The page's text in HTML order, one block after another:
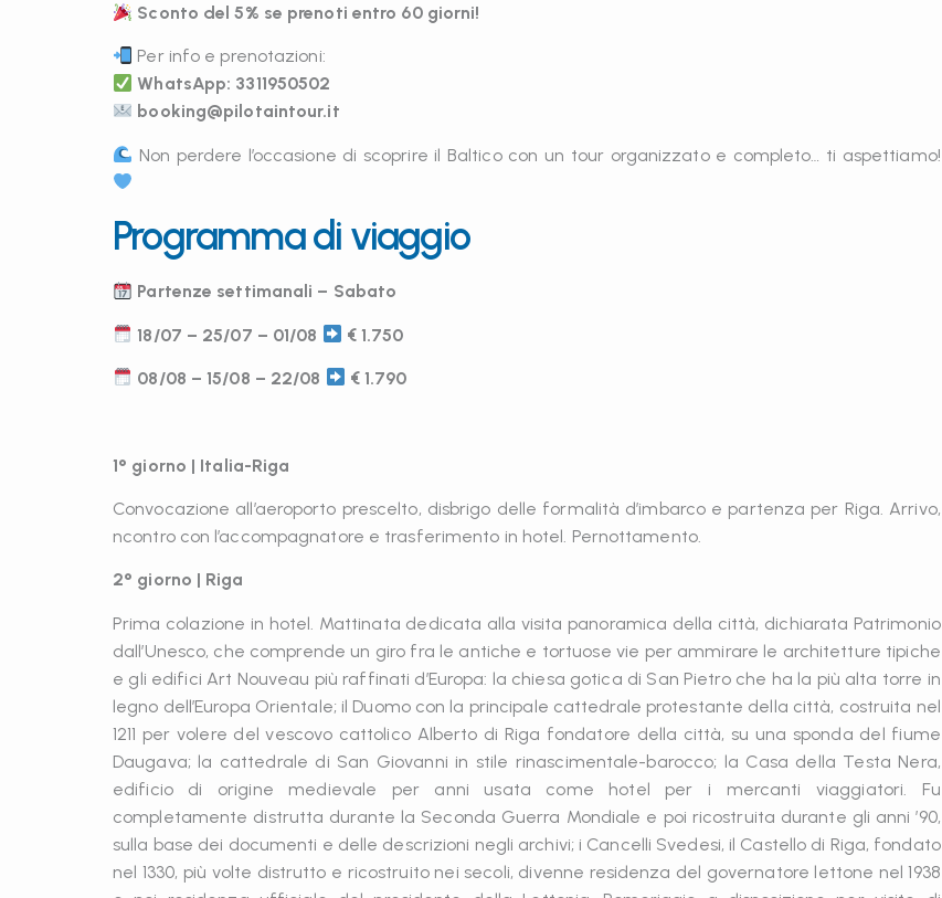
Sconto del 5% se prenoti entro 60 giorni!
Per info e prenotazioni:
WhatsApp: 3311950502
booking@pilotaintour.it
Non perdere l’occasione di scoprire il Baltico con un tour organizzato e completo… ti aspettiamo!
Programma di viaggio
Partenze settimanali – Sabato
18/07 – 25/07 – 01/08 € 1.750
08/08 – 15/08 – 22/08 € 1.790
1° giorno | Italia-Riga
Convocazione all’aeroporto prescelto, disbrigo delle formalità d’imbarco e partenza per Riga. Arrivo,
ncontro con l’accompagnatore e trasferimento in hotel. Pernottamento.
2° giorno | Riga
Prima colazione in hotel. Mattinata dedicata alla visita panoramica della città, dichiarata Patrimonio
dall’Unesco, che comprende un giro fra le antiche e tortuose vie per ammirare le architetture tipiche
e gli edifici Art Nouveau più raffinati d’Europa: la chiesa gotica di San Pietro che ha la più alta torre in
legno dell’Europa Orientale; il Duomo con la principale cattedrale protestante della città, costruita nel
1211 per volere del vescovo cattolico Alberto di Riga fondatore della città, su una sponda del fiume
Daugava; la cattedrale di San Giovanni in stile rinascimentale-barocco; la Casa della Testa Nera,
edificio di origine medievale per anni usata come hotel per i mercanti viaggiatori. Fu
completamente distrutta durante la Seconda Guerra Mondiale e poi ricostruita durante gli anni ’90,
sulla base dei documenti e delle descrizioni negli archivi; i Cancelli Svedesi, il Castello di Riga, fondato
nel 1330, più volte distrutto e ricostruito nei secoli, divenne residenza del governatore lettone nel 1938